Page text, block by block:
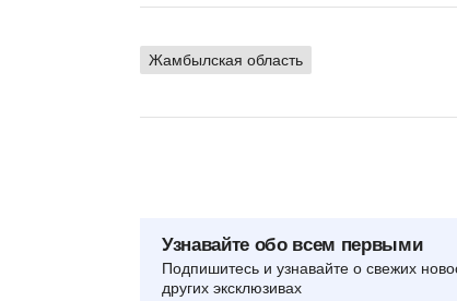
Жамбылская область
Узнавайте обо всем первыми
Подпишитесь и узнавайте о свежих
других эксклюзивах